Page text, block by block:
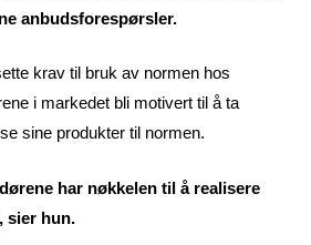
anbudsforespørsler.
krav til bruk av normen hos
i markedet bli motivert til å ta
sine produkter til normen.
har nøkkelen til å realisere
sier hun.